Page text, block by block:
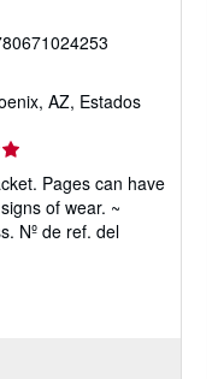
AZ, Estados
Pages can have
of wear. ~
Nº de ref. del